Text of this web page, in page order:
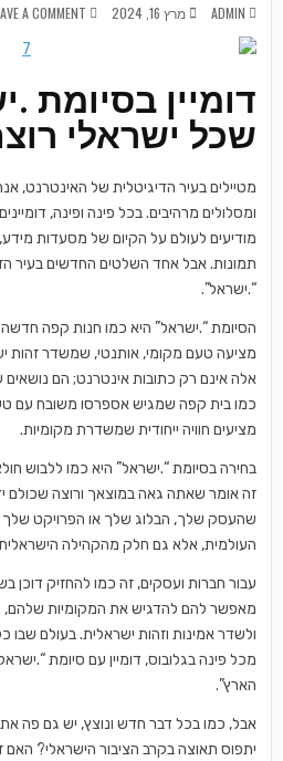
ADMIN מרץ 16, 2024 A COMMENT
דומיין בסיומת
שכל ישראלי
מטיילים בעיר הדיגיטלית של האינטרנט,
ומסלולים מרהיבים. בכל פינה ופינה,
מודיעים לעולם על הקיום של מסעדות מידע,
תמונות. אבל אחד השלטים החדשים בעיר
“.ישראל”.
הסיומת “.ישראל” היא כמו חנות קפה
מציעה טעם מקומי, אותנטי, שמשדר זהות
אלה אינם רק כתובות אינטרנט; הם
כמו בית קפה שמגיש אספרסו משובח עם
מציעים חוויה ייחודית שמשדרת מקומיות.
בחירה בסיומת “.ישראל” היא כמו ללבוש
זה אומר שאתה גאה במוצאך ורוצה שכולם
שהעסק שלך, הבלוג שלך או הפרויקט
העולמית, אלא גם חלק מהקהילה
עבור חברות ועסקים, זה כמו להחזיק דוכן
מאפשר להם להדגיש את המקומיות שלהם,
ולשדר אמינות וזהות ישראלית. בעולם שבו
מכל פינה בגלובוס, דומיין עם סיומת
הארץ”.
אבל, כמו בכל דבר חדש ונוצץ, יש גם פה
יתפוס תאוצה בקרב הציבור הישראלי?